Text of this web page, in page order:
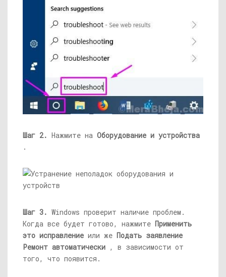
Шаг 2. Нажмите на Оборудование и устройства
.
Шаг 3. Windows проверит наличие проблем.
Когда все будет готово, нажмите Применить
это исправление или же Подать заявление
Ремонт автоматически , в зависимости от
того, что появится.